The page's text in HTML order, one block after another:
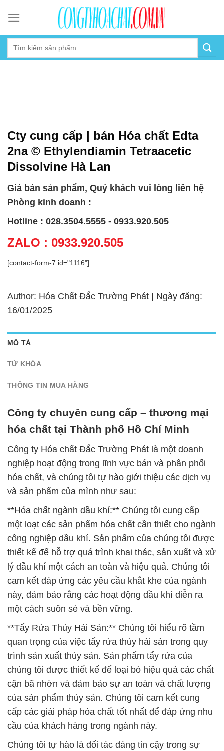
content
Cty cung cấp | bán Hóa chất Edta
2na © Ethylendiamin Tetraacetic
Dissolvine Hà Lan
Giá bán sản phẩm, Quý khách vui lòng liên hệ
Phòng kinh doanh :
Hotline : 028.3504.5555 - 0933.920.505
ZALO : 0933.920.505
[contact-form-7 id="1116"]
Author: Hóa Chất Đắc Trường Phát | Ngày đăng:
16/01/2025
MÔ TẢ
TỪ KHÓA
THÔNG TIN MUA HÀNG
Công ty chuyên cung cấp – thương mại
hóa chất tại Thành phố Hồ Chí Minh
Công ty Hóa chất Đắc Trường Phát là một doanh
nghiệp hoạt động trong lĩnh vực bán và phân phối
hóa chất, và chúng tôi tự hào giới thiệu các dịch vụ
và sản phẩm của mình như sau:
**Hóa chất ngành dầu khí:** Chúng tôi cung cấp
một loạt các sản phẩm hóa chất cần thiết cho ngành
công nghiệp dầu khí. Sản phẩm của chúng tôi được
thiết kế để hỗ trợ quá trình khai thác, sản xuất và xử
lý dầu khí một cách an toàn và hiệu quả. Chúng tôi
cam kết đáp ứng các yêu cầu khắt khe của ngành
này, đảm bảo rằng các hoạt động dầu khí diễn ra
một cách suôn sẻ và bền vững.
**Tẩy Rửa Thủy Hải Sản:** Chúng tôi hiểu rõ tầm
quan trọng của việc tẩy rửa thủy hải sản trong quy
trình sản xuất thủy sản. Sản phẩm tẩy rửa của
chúng tôi được thiết kế để loại bỏ hiệu quả các chất
cặn bã nhờn và đảm bảo sự an toàn và chất lượng
của sản phẩm thủy sản. Chúng tôi cam kết cung
cấp các giải pháp hóa chất tốt nhất để đáp ứng nhu
cầu của khách hàng trong ngành này.
Chúng tôi tự hào là đối tác đáng tin cậy trong sự